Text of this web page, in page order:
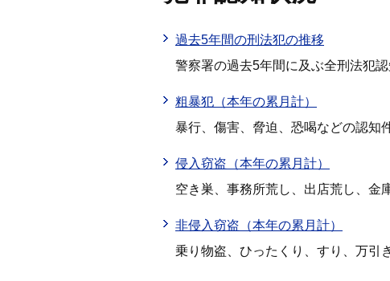
過去5年間の刑法犯の推移
警察署の過去5年間に及ぶ全刑法犯
粗暴犯（本年の累月計）
暴行、傷害、脅迫、恐喝などの認知
侵入窃盗（本年の累月計）
空き巣、事務所荒し、出店荒し、金
非侵入窃盗（本年の累月計）
乗り物盗、ひったくり、すり、万引